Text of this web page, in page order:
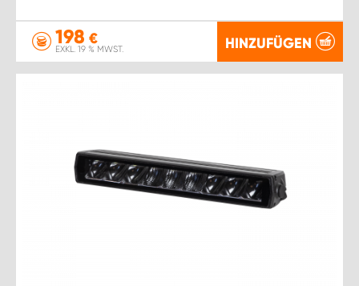
198 €
EXKL. 19 % MWST. HINZUFÜGEN